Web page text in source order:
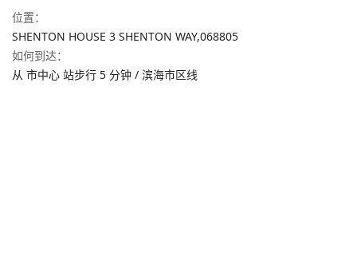
位置：
SHENTON HOUSE 3 SHENTON WAY,068805
如何到达：
从 市中心 站步行 5 分钟 / 滨海市区线